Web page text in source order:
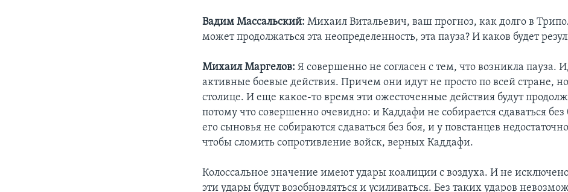
Вадим Массальский: Михаил Витальевич, ваш прогноз, как долго в
может продолжаться эта неопределенность, эта пауза? И каков будет
Михаил Маргелов: Я совершенно не согласен с тем, что возникла пауза.
активные боевые действия. Причем они идут не просто по всей стране,
столице. И еще какое-то время эти ожесточенные действия будут
потому что совершенно очевидно: и Каддафи не собирается сдаваться без
его сыновья не собираются сдаваться без боя, и у повстанцев
чтобы сломить сопротивление войск, верных Каддафи.
Колоссальное значение имеют удары коалиции с воздуха. И не
эти удары будут возобновляться и усиливаться. Без таких ударов